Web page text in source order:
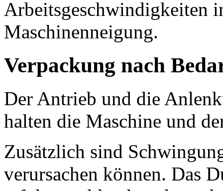
Arbeitsgeschwindigkeiten
Maschinenneigung.
Verpackung nach
Der Antrieb und die
halten die Maschine und
Zusätzlich sind
verursachen können. Das